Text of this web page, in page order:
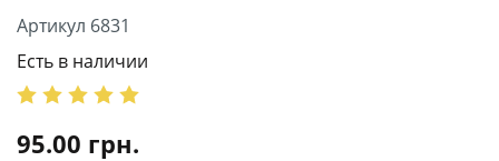
Артикул 6831
Есть в наличии
95.00 грн.